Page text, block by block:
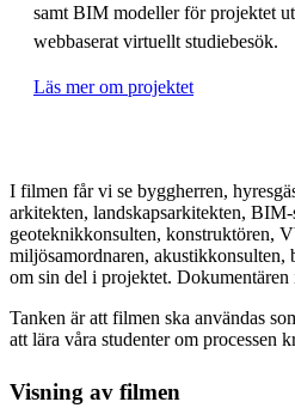
samt BIM modeller för projektet
webbaserat virtuellt studiebesök.
Läs mer om projektet
I filmen får vi se byggherren,
arkitekten, landskapsarkitekten, BIM-
geoteknikkonsulten, konstruktören,
miljösamordnaren, akustikkonsulten,
om sin del i projektet.
Tanken är att filmen ska användas
att lära våra studenter om processen
Visning av filmen